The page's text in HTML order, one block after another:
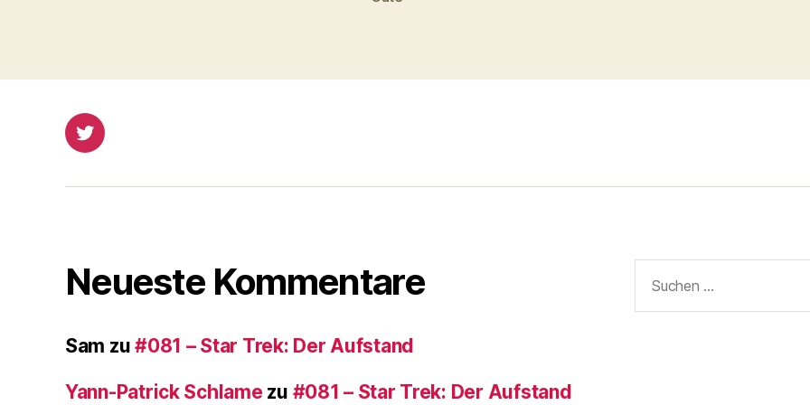
e
Twitter
Neueste Kommentare
Sam zu#081 – Star Trek: Der Aufstand
Yann-Patrick Schlame zu #081 – Star Trek: Der Aufstand
nach: